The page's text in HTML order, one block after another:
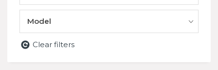
Model
Clear filters